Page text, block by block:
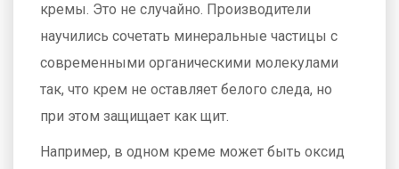
кремы. Это не случайно. Производители
научились сочетать минеральные частицы с
современными органическими молекулами
так, что крем не оставляет белого следа, но
при этом защищает как щит.
Например, в одном креме может быть оксид